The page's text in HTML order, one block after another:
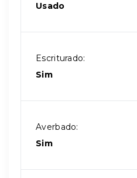
Usado
Escriturado:
Sim
Averbado:
Sim